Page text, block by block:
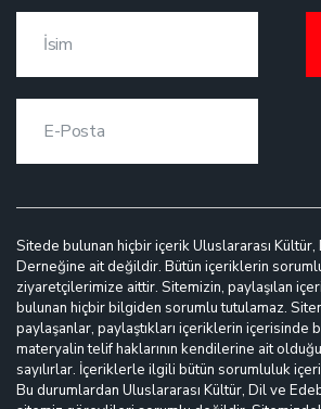
Sitede bulunan hiçbir içerik Uluslararası
Derneğine ait değildir. Bütün içeriklerin
ziyaretçilerimize aittir. Sitemizin, paylaşılan
bulunan hiçbir bilgiden sorumlu tutulamaz.
paylaşanlar, paylaştıkları içeriklerin içerisinde
materyalin telif haklarının kendilerine ait
sayılırlar. İçeriklerle ilgili bütün sorumluluk
Bu durumlardan Uluslararası Kültür, Dil ve